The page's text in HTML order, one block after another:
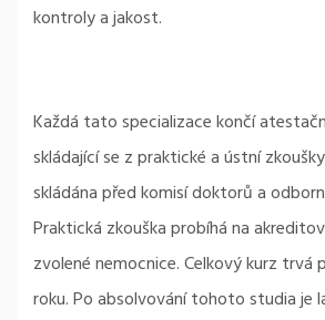
kontroly a jakost.
Každá tato specializace končí
skládající se z praktické a ústní
skládána před komisí doktorů a
Praktická zkouška probíhá na
zvolené nemocnice. Celkový kurz trvá
roku. Po absolvování tohoto studia je